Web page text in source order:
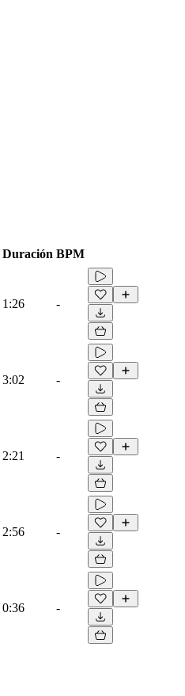
Duración BPM
1:26 -
3:02 -
2:21 -
2:56 -
0:36 -